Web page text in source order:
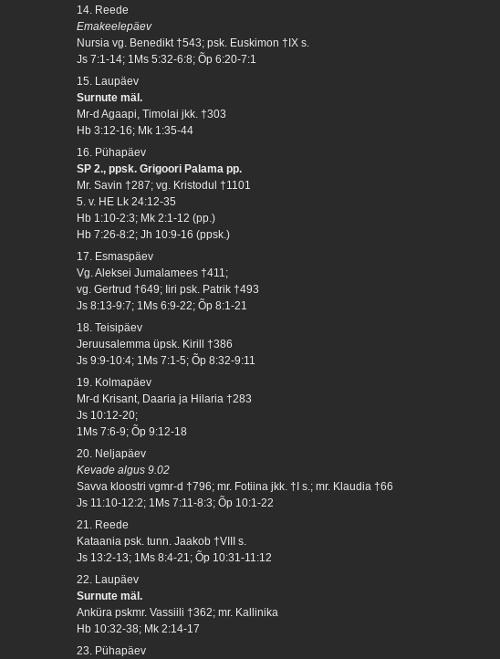
14. Reede
Emakeelepäev
Nursia vg. Benedikt †543; psk. Euskimon †IX s.
Js 7:1-14; 1Ms 5:32-6:8; Õp 6:20-7:1
15. Laupäev
Surnute mäl.
Mr-d Agaapi, Timolai jkk. †303
Hb 3:12-16; Mk 1:35-44
16. Pühapäev
SP 2., ppsk. Grigoori Palama pp.
Mr. Savin †287; vg. Kristodul †1101
5. v. HE Lk 24:12-35
Hb 1:10-2:3; Mk 2:1-12 (pp.)
Hb 7:26-8:2; Jh 10:9-16 (ppsk.)
17. Esmaspäev
Vg. Aleksei Jumalamees †411;
vg. Gertrud †649; Iiri psk. Patrik †493
Js 8:13-9:7; 1Ms 6:9-22; Õp 8:1-21
18. Teisipäev
Jeruusalemma üpsk. Kirill †386
Js 9:9-10:4; 1Ms 7:1-5; Õp 8:32-9:11
19. Kolmapäev
Mr-d Krisant, Daaria ja Hilaria †283
Js 10:12-20;
1Ms 7:6-9; Õp 9:12-18
20. Neljapäev
Kevade algus 9.02
Savva kloostri vgmr-d †796; mr. Fotiina jkk. †I s.; mr. Klaudia †66
Js 11:10-12:2; 1Ms 7:11-8:3; Õp 10:1-22
21. Reede
Kataania psk. tunn. Jaakob †VIII s.
Js 13:2-13; 1Ms 8:4-21; Õp 10:31-11:12
22. Laupäev
Surnute mäl.
Anküra pskmr. Vassiili †362; mr. Kallinika
Hb 10:32-38; Mk 2:14-17
23. Pühapäev